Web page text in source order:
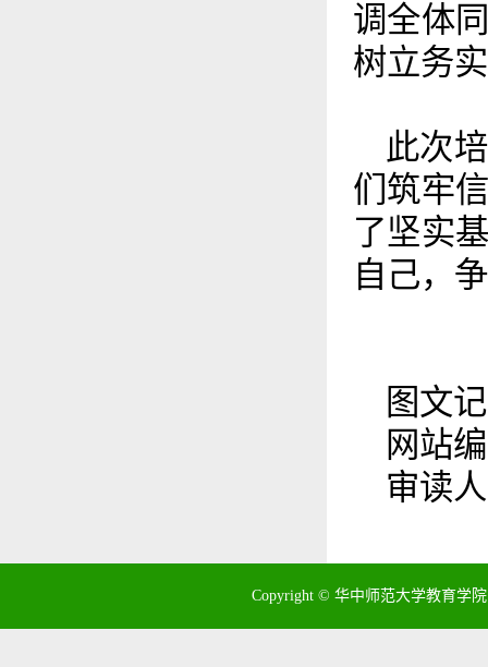
调全体
树立务
此次
们筑牢
了坚实
自己，
图文
网站
审读
Copyright © 华中师范大学教育学院